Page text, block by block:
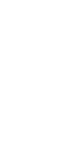
るワ
チ」
愛レ